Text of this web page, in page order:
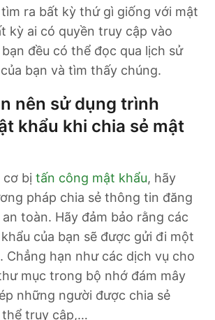
ra bất kỳ thứ gì giống với mật
kỳ ai có quyền truy cập vào
đều có thể đọc qua lịch sử
bạn và tìm thấy chúng.
nên sử dụng trình
khẩu khi chia sẻ mật
cơ bị tấn công mật khẩu, hãy
pháp chia sẻ thông tin đăng
toàn. Hãy đảm bảo rằng các
của bạn sẽ được gửi đi một
Chẳng hạn như các dịch vụ cho
mục trong bộ nhớ đám mây
những người được chia sẻ
thể truy cập,…